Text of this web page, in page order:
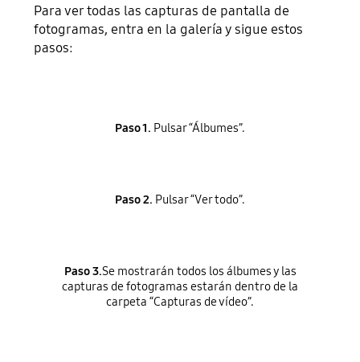
Para ver todas las capturas de pantalla de
fotogramas, entra en la galería y sigue estos
pasos:
Paso 1. Pulsar “Álbumes”.
Paso 2. Pulsar “Ver todo”.
Paso 3.Se mostrarán todos los álbumes y las
capturas de fotogramas estarán dentro de la
carpeta “Capturas de vídeo”.